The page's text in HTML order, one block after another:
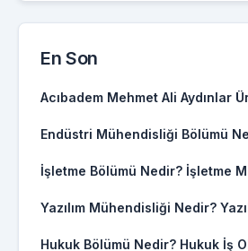
En Son
Acıbadem Mehmet Ali Aydınlar
Endüstri Mühendisliği Bölümü
İşletme Bölümü Nedir? İşletme
Yazılım Mühendisliği Nedir?
Hukuk Bölümü Nedir? Hukuk İş